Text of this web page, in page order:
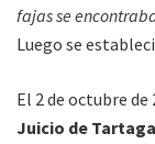
fajas se
Luego se
El 2 de octubre de
Juicio de